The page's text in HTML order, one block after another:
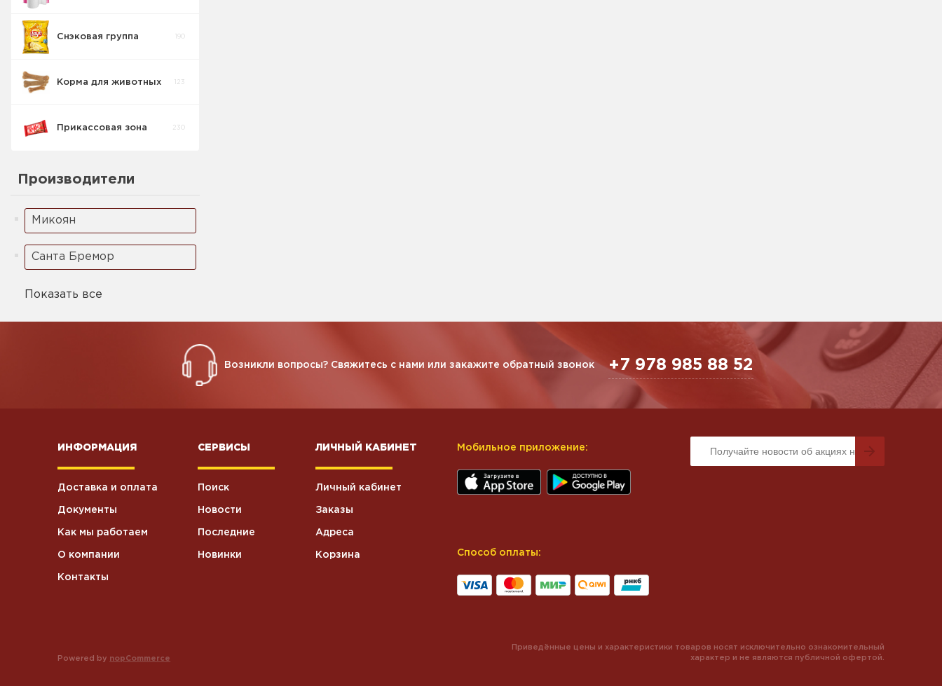
Снэковая группа 190
Корма для животных 123
Прикассовая зона 230
Производители
Микоян
Санта Бремор
Показать все
Возникли вопросы? Свяжитесь с нами или закажите обратный звонок +7 978 985 88 52
ИНФОРМАЦИЯ
Доставка и оплата
Документы
Как мы работаем
О компании
Контакты
СЕРВИСЫ
Поиск
Новости
Последние
Новинки
ЛИЧНЫЙ КАБИНЕТ
Личный кабинет
Заказы
Адреса
Корзина
Мобильное приложение:
Способ оплаты:
Powered by nopCommerce
Приведённые цены и характеристики товаров носят исключительно ознакомительный
характер и не являются публичной офертой.